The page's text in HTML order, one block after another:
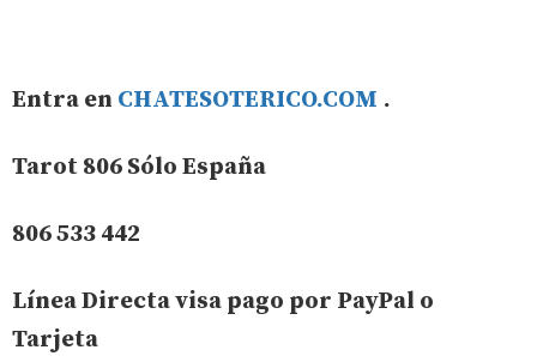
Entra en CHATESOTERICO.COM .
Tarot 806 Sólo España
806 533 442
Línea Directa visa pago por PayPal o
Tarjeta